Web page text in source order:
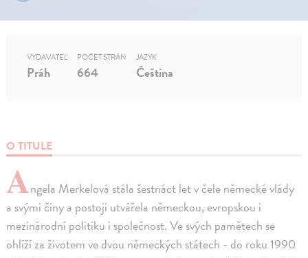
O TITULE
Angela Merkelová stála šestnáct let v čele německé vlády
a svými činy a postoji utvářela německou, evropskou i
mezinárodní politiku i společnost. Ve svých pamětech se
ohlíží za životem ve dvou německých státech - do roku 1990
VYDAVATEĽ
Práh
POČET STRÁN
664
JAZYK
Čeština